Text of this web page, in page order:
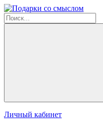
Личный кабинет